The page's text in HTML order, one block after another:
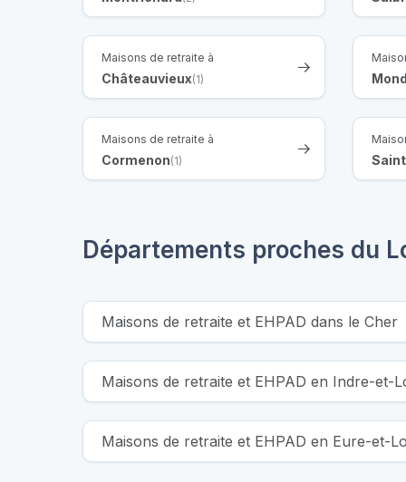
Maisons de retraite à
Châteauvieux(1)
Maisons de retraite à
Cormenon(1)
Départements proches du
Maisons de retraite et EHPAD dans le Cher
Maisons de retraite et EHPAD en Indre-et-
Maisons de retraite et EHPAD en Eure-et-